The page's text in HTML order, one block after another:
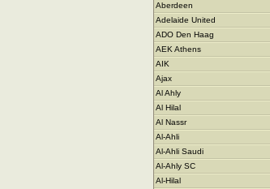
Aberdeen
Adelaide United
ADO Den Haag
AEK Athens
AIK
Ajax
Al Ahly
Al Hilal
Al Nassr
Al-Ahli
Al-Ahli Saudi
Al-Ahly SC
Al-Hilal